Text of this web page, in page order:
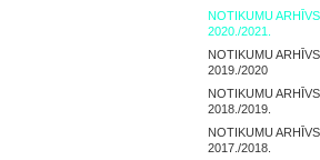
NOTIKUMU ARHĪVS
2020./2021.
NOTIKUMU ARHĪVS
2019./2020
NOTIKUMU ARHĪVS
2018./2019.
NOTIKUMU ARHĪVS
2017./2018.